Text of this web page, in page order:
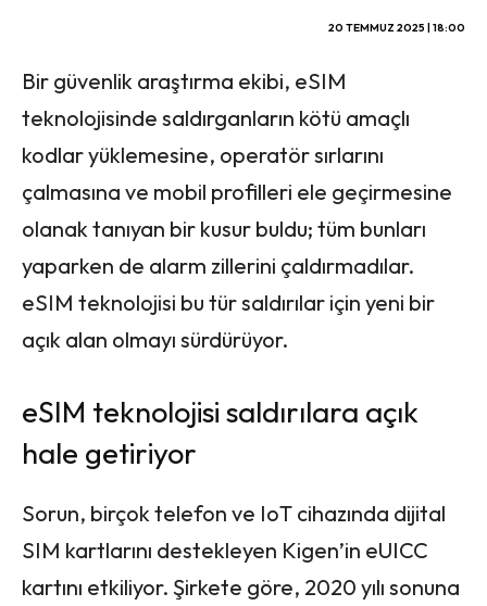
20 TEMMUZ 2025 | 18:00
Bir güvenlik araştırma ekibi, eSIM
teknolojisinde saldırganların kötü amaçlı
kodlar yüklemesine, operatör sırlarını
çalmasına ve mobil profilleri ele geçirmesine
olanak tanıyan bir kusur buldu; tüm bunları
yaparken de alarm zillerini çaldırmadılar.
eSIM teknolojisi bu tür saldırılar için yeni bir
açık alan olmayı sürdürüyor.
eSIM teknolojisi saldırılara açık
hale getiriyor
Sorun, birçok telefon ve IoT cihazında dijital
SIM kartlarını destekleyen Kigen’in eUICC
kartını etkiliyor. Şirkete göre, 2020 yılı sonuna